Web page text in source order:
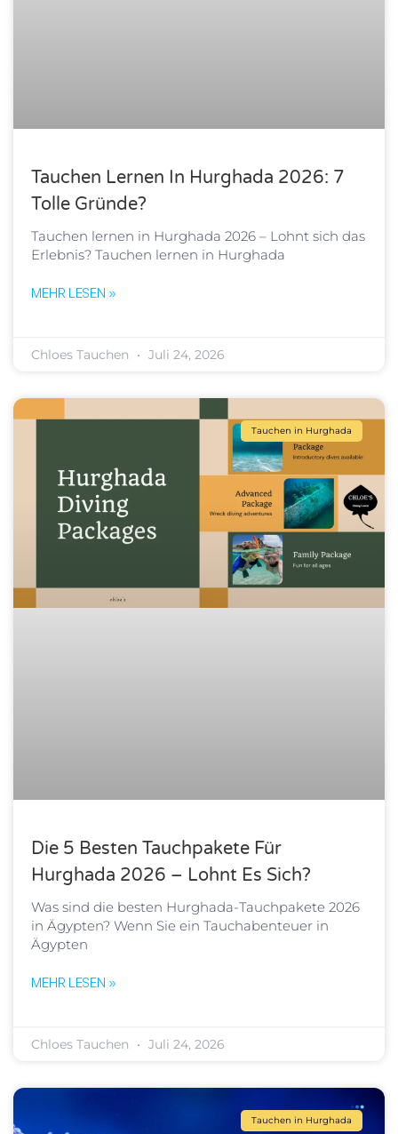
Tauchen Lernen In Hurghada 2026: 7
Tolle Gründe?
Tauchen lernen in Hurghada 2026 – Lohnt sich das
Erlebnis? Tauchen lernen in Hurghada
MEHR LESEN »
Chloes Tauchen Juli 24, 2026
Tauchen in Hurghada
Die 5 Besten Tauchpakete Für
Hurghada 2026 – Lohnt Es Sich?
Was sind die besten Hurghada-Tauchpakete 2026
in Ägypten? Wenn Sie ein Tauchabenteuer in
Ägypten
MEHR LESEN »
Chloes Tauchen Juli 24, 2026
Tauchen in Hurghada